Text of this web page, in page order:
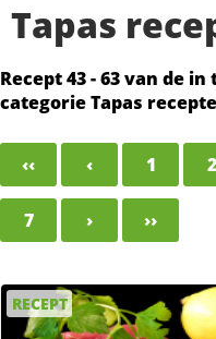
Tapas
Recept 43 - 63 van de
categorie Tapas
‹‹ ‹ 1 2
7 › ››
RECEPT